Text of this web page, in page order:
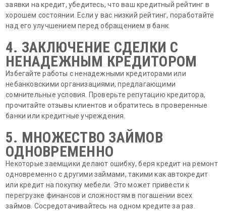
заявки на кредит, убедитесь, что ваш кредитный рейтинг в
хорошем состоянии. Если у вас низкий рейтинг, поработайте
над его улучшением перед обращением в банк.
4. ЗАКЛЮЧЕНИЕ СДЕЛКИ С
НЕНАДЕЖНЫМ КРЕДИТОРОМ
Избегайте работы с ненадежными кредиторами или
небанковскими организациями, предлагающими
сомнительные условия. Проверьте репутацию кредитора,
прочитайте отзывы клиентов и обратитесь в проверенные
банки или кредитные учреждения.
5. МНОЖЕСТВО ЗАЙМОВ
ОДНОВРЕМЕННО
Некоторые заемщики делают ошибку, беря кредит на ремонт
одновременно с другими займами, такими как автокредит
или кредит на покупку мебели. Это может привести к
перегрузке финансов и сложностям в погашении всех
займов. Сосредотачивайтесь на одном кредите за раз.